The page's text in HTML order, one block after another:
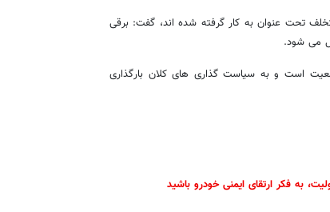
اشاره کرد و گفت:‌173 هزار نفر متخلف تحت عنوان به کار گرفته شده اند، گفت: برقی
می شود.
است و به سیاست گذاری های کلان بارگذاری
به فکر ارتقای ایمنی خودرو باشید